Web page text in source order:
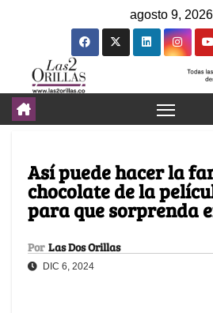
agosto 9, 2026
Así puede hacer la
chocolate de la
para que sorprenda
Por Las Dos Orillas
DIC 6, 2024